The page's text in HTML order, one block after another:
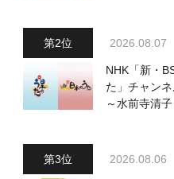
2026.08.07
NHK「新・
た」チャン
～水前寺清
2026.08.06